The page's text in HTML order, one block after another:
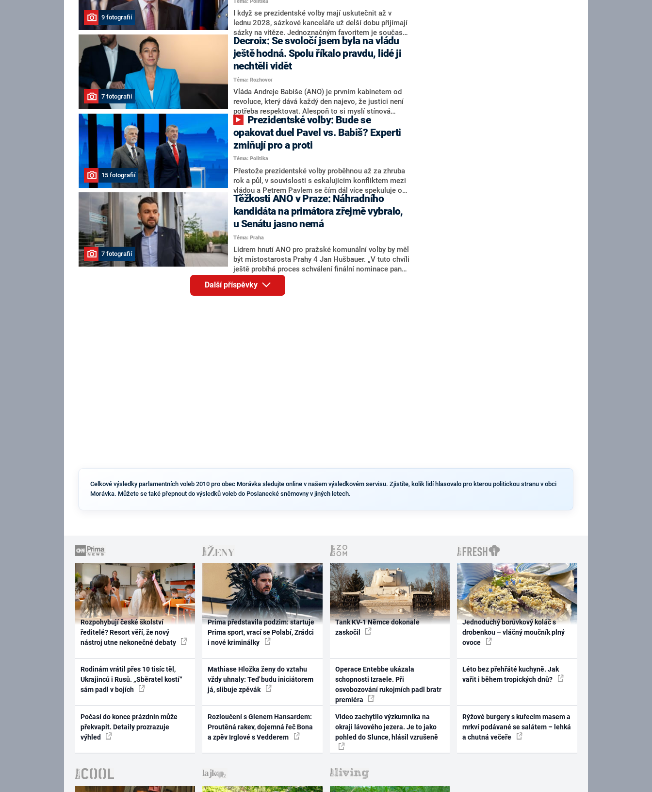
redakce nevyloučil. Předseda klubu senátorů ODS
Zdeněk Nytra redakci řekl, že počítá s odchodem
některých senátorů z klubu a že Naše Česko není
nepřítel, ale soupeř.
9 fotografií
I když se prezidentské volby mají uskutečnit až v
lednu 2028, sázkové kanceláře už delší dobu přijímají
sázky na vítěze. Jednoznačným favoritem je současná
hlava státu Petr Pavel. Daleko za ním pak bookmakeři
zmiňují dva výrazné politiky ANO, tedy premiéra
Andreje Babiše a ministra průmyslu Karla Havlíčka.
Oblíbeným tipem samotných sázkařů je poslanec za
Motoristy Filip Turek. Politolog Jan Kubáček nicméně
o případné kandidatuře kohokoliv ze zmíněné trojice
značně pochybuje. Podle něj současná koalice dosud
nemá osobu, která by Pavlovi mohla konkurovat.
7 fotografií
Decroix: Se svoločí jsem byla na vládu
ještě hodná. Spolu říkalo pravdu, lidé ji
nechtěli vidět
Téma: Rozhovor
Vláda Andreje Babiše (ANO) je prvním kabinetem od
revoluce, který dává každý den najevo, že justici není
potřeba respektovat. Alespoň to si myslí stínová
ministryně spravedlnosti ODS Eva Decroix. V
rozhovoru pro CNN Prima NEWS si nebrala servítky
ohledně politického výkonu svého nástupce Jeronýma
Tejce (za ANO) či vládní zmocněnkyně pro lidská
práva Taťány Malé (ANO). Označením „svoloč“ na
adresu vlády prý byla ještě hodná. Decroix se také
vrátila k volební porážce koalice Spolu či promluvila o
hnutí Naše Česko Martina Kuby.
15 fotografií
opakovat duel Pavel vs. Babiš? Experti
zmiňují pro a proti
Téma: Politika
Přestože prezidentské volby proběhnou až za zhruba
rok a půl, v souvislosti s eskalujícím konfliktem mezi
vládou a Petrem Pavlem se čím dál více spekuluje o
tom, koho by do bitvy o Hrad mohla vyslat současná
koalice. Někteří političtí komentátoři znovu vytahují
jméno premiéra Andreje Babiše (ANO). Jak moc je
pravděpodobné, že se v prezidentských volbách 2028
bude znovu opakovat souboj z roku 2023?
7 fotografií
Těžkosti ANO v Praze: Náhradního
kandidáta na primátora zřejmě vybralo,
u Senátu jasno nemá
Téma: Praha
Lídrem hnutí ANO pro pražské komunální volby by měl
být místostarosta Prahy 4 Jan Hušbauer. „V tuto chvíli
ještě probíhá proces schválení finální nominace pana
Jana Hušbauera Výborem hnutí ANO,“ uvedl pro
redakci místopředseda pražského ANO Martin
Benkovič. O Hušbauerovi se spekulovalo jako o
Další příspěvky
Celkové výsledky parlamentních voleb 2010 pro obec Morávka sledujte online v našem výsledkovém servisu. Zjistíte, kolik lidí hlasovalo pro kterou politickou stranu v obci
Morávka. Můžete se také přepnout do výsledků voleb do Poslanecké sněmovny v jiných letech.
Rozpohybují české školství
ředitelé? Resort věří, že nový
nástroj utne nekonečné debaty
Rodinám vrátil přes 10 tisíc těl,
Ukrajinců i Rusů. „Sběratel kostí“
sám padl v bojích
Počasí do konce prázdnin může
překvapit. Detaily prozrazuje
výhled
Prima představila podzim: startuje
Prima sport, vrací se Polabí, Zrádci
i nové kriminálky
Mathiase Hložka ženy do vztahu
vždy uhnaly: Teď budu iniciátorem
já, slibuje zpěvák
Rozloučení s Glenem Hansardem:
Proutěná rakev, dojemná řeč Bona
a zpěv Irglové s Vedderem
Tank KV-1 Němce dokonale
zaskočil
Operace Entebbe ukázala
schopnosti Izraele. Při
osvobozování rukojmích padl bratr
premiéra
Video zachytilo výzkumníka na
okraji lávového jezera. Je to jako
pohled do Slunce, hlásil vzrušeně
Jednoduchý borůvkový koláč s
drobenkou – vláčný moučník plný
ovoce
Léto bez přehřáté kuchyně. Jak
vařit i během tropických dnů?
Rýžové burgery s kuřecím masem a
mrkví podávané se salátem – lehká
a chutná večeře